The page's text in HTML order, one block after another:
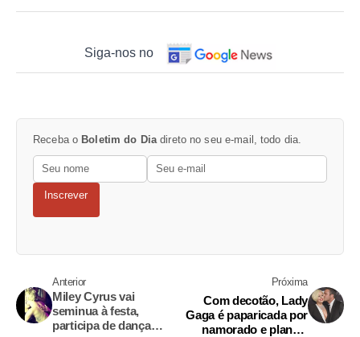
Siga-nos no
Receba o Boletim do Diadireto no seu e-mail, todo dia.
Inscrever
Anterior
Miley Cyrus vai
seminua à festa,
participa de dança
Próxima
Com decotão, Lady
Gaga é paparicada por
namorado e planeja